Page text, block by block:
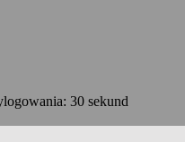
30 sekund